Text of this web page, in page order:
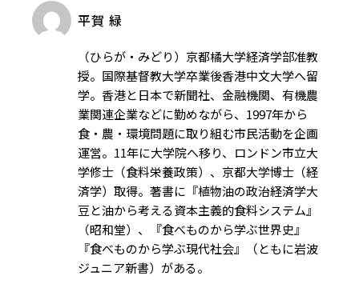
平賀 緑
（ひらが・みどり）京都橘大学経済学部准教
授。国際基督教大学卒業後香港中文大学へ留
学。香港と日本で新聞社、金融機関、有機農
業関連企業などに勤めながら、1997年から
食・農・環境問題に取り組む市民活動を企画
運営。11年に大学院へ移り、ロンドン市立大
学修士（食料栄養政策）、京都大学博士（経
済学）取得。著書に『植物油の政治経済学――大
豆と油から考える資本主義的食料システム』
（昭和堂）、『食べものから学ぶ世界史』
『食べものから学ぶ現代社会』（ともに岩波
ジュニア新書）がある。